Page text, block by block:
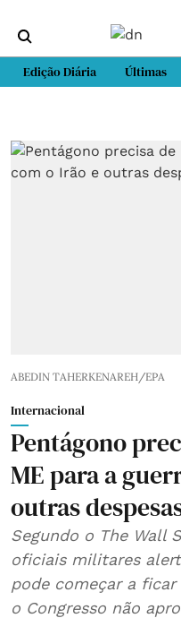
Edição Diária Últimas
ABEDIN TAHERKENAREH/EPA
Internacional
Pentágono
ME para a
outras
Segundo o The Wall
oficiais militares
pode começar a
o Congresso não